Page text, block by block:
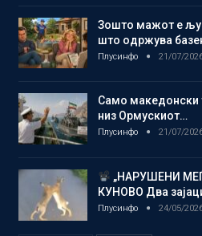
Зошто мажот е
што одржува
Плусинфо 21/07/
Само македонски
низ Ормускиот…
Плусинфо 21/07/
„НАРУШЕНИ
КУНОВО Два
Плусинфо 24/05/